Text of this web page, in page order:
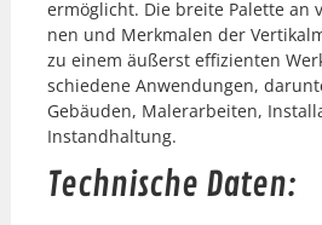
ermöglicht. Die bre­ite Palette an
nen und Merk­malen der
zu einem äußerst effizien­ten
schiedene Anwen­dun­gen,
Gebäu­den, Maler­ar­beit­en,
Instand­hal­tung.
Technische Daten: